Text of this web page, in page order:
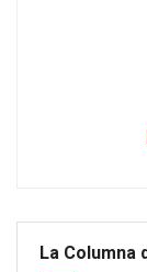
La Columna